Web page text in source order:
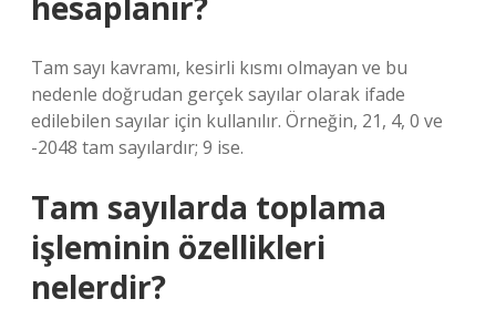
Tam sayı kavramı, kesirli kısmı olmayan ve bu
nedenle doğrudan gerçek sayılar olarak ifade
edilebilen sayılar için kullanılır. Örneğin, 21, 4, 0 ve
-2048 tam sayılardır; 9 ise.
Tam sayılarda toplama
işleminin özellikleri
nelerdir?